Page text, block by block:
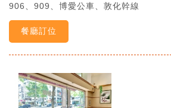
906、909、博愛公車、敦化幹線
餐廳訂位